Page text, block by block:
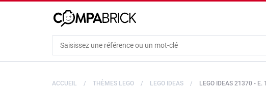
ACCUEIL THÈMES LEGO LEGO IDEAS LEGO IDEAS 21370 - E.